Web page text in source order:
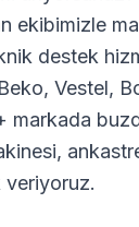
ekibimizle
destek
Vestel,
markada